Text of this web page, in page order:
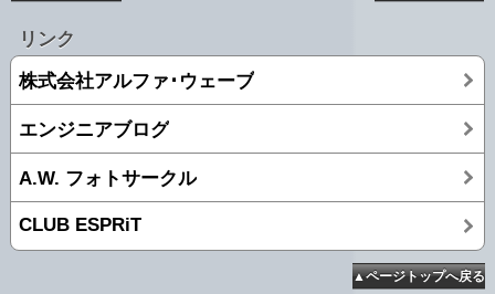
リンク
株式会社アルファ･ウェーブ
エンジニアブログ
A.W. フォトサークル
CLUB ESPRiT
▲ページトップへ戻る